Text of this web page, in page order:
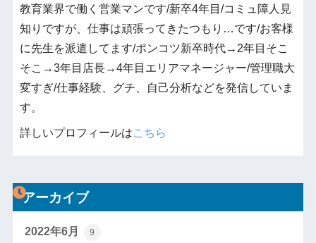
教育業界で働く営業マンです/新卒4年目/コミュ障人見
知りですが、仕事は頑張ってきたつもり…です/お客様
に先生を派遣してます/ポンコツ新卒時代→2年目そこ
そこ→3年目店長→4年目エリアマネージャー/管理職大
変すぎ/仕事経験、グチ、自己分析などを発信していま
す。
詳しいプロフィールはこちら
アーカイブ
2022年6月 9